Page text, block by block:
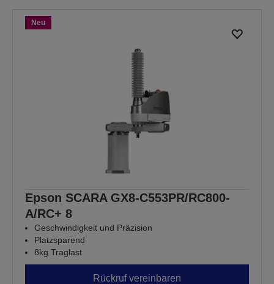
Neu
Epson SCARA GX8-C553PR/RC800-
A/RC+ 8
Geschwindigkeit und Präzision
Platzsparend
8kg Traglast
Rückruf vereinbaren